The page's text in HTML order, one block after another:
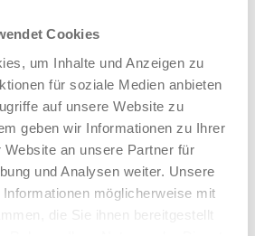
Cookies
um Inhalte und Anzeigen zu
für soziale Medien anbieten
auf unsere Website zu
geben wir Informationen zu Ihrer
Website an unsere Partner für
und Analysen weiter. Unsere
möglicherweise mit
die Sie ihnen bereitgestellt
Sammlern und Kindern
original Brooklands Museum Lizenz,
von einem Unternehmen mit einer
der Herstellung von
für Kinderprodukte erfüllenoder